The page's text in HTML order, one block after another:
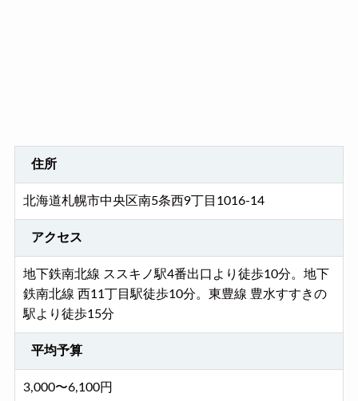
住所
北海道札幌市中央区南5条西9丁目1016-14
アクセス
地下鉄南北線 ススキノ駅4番出口より徒歩10分。地下
鉄南北線 西11丁目駅徒歩10分。東豊線 豊水すすきの
駅より徒歩15分
平均予算
3,000〜6,100円